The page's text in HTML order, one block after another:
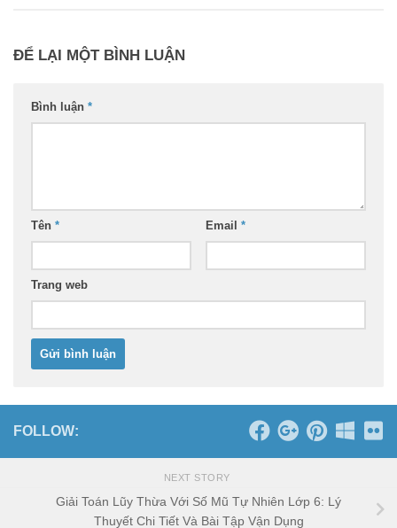
ĐỂ LẠI MỘT BÌNH LUẬN
Bình luận *
Tên * Email *
Trang web
FOLLOW:
NEXT STORY
Giải Toán Lũy Thừa Với Số Mũ Tự Nhiên Lớp 6: Lý
Thuyết Chi Tiết Và Bài Tập Vận Dụng